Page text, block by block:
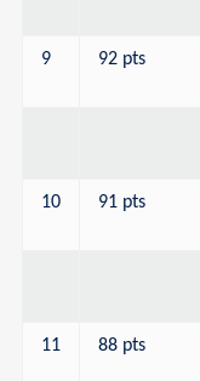
9 92 pts
10 91 pts
11 88 pts